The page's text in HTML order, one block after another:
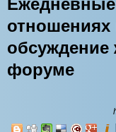
обсуждение
форуме